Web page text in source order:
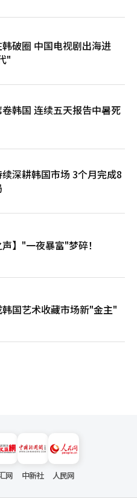
韩破圈 中国电视剧出海进
"
韩国 连续五天报告中暑死
深耕韩国市场 3个月完成8
声】"一夜暴富"梦碎！
国艺术收藏市场新"金主"
网 中新社 人民网